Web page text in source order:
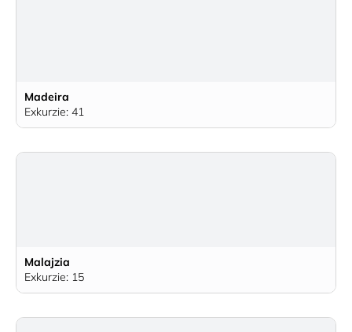
Madeira
Exkurzie: 41
Malajzia
Exkurzie: 15